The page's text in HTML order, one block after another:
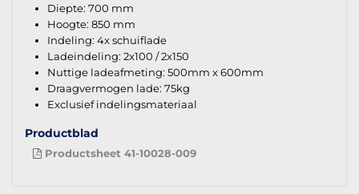
Diepte: 700 mm
Hoogte: 850 mm
Indeling: 4x schuiflade
Ladeindeling: 2x100 / 2x150
Nuttige ladeafmeting: 500mm x 600mm
Draagvermogen lade: 75kg
Exclusief indelingsmateriaal
Productblad
Productsheet 41-10028-009